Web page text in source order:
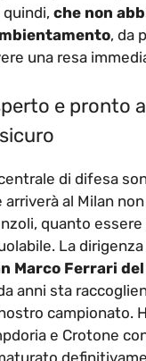
che non
, da
una resa
e pronto
di difesa
al Milan
quanto
La
Marco Ferrari
anni sta
campionato.
e Crotone